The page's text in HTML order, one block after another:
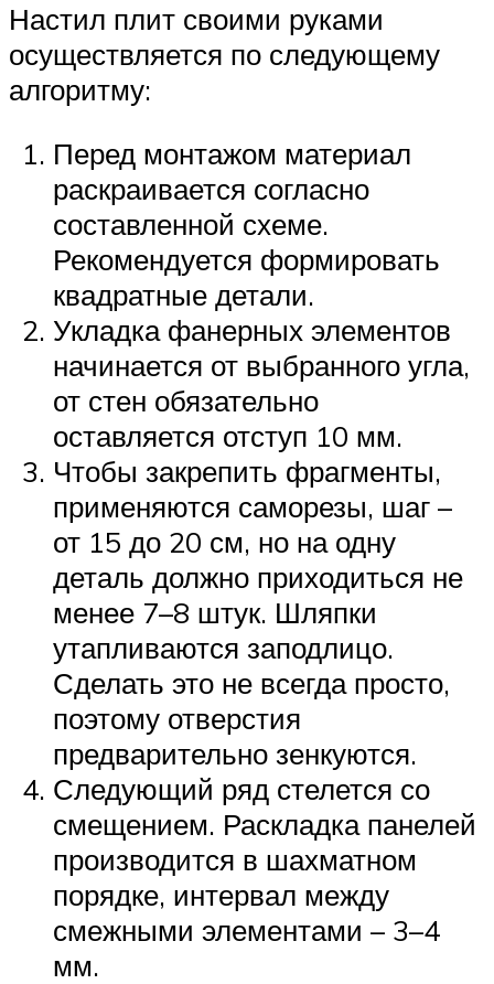
Настил плит своими руками
осуществляется по следующему
алгоритму:
Перед монтажом материал
раскраивается согласно
составленной схеме.
Рекомендуется формировать
квадратные детали.
Укладка фанерных элементов
начинается от выбранного угла,
от стен обязательно
оставляется отступ 10 мм.
Чтобы закрепить фрагменты,
применяются саморезы, шаг –
от 15 до 20 см, но на одну
деталь должно приходиться не
менее 7–8 штук. Шляпки
утапливаются заподлицо.
Сделать это не всегда просто,
поэтому отверстия
предварительно зенкуются.
Следующий ряд стелется со
смещением. Раскладка панелей
производится в шахматном
порядке, интервал между
смежными элементами – 3–4
мм.